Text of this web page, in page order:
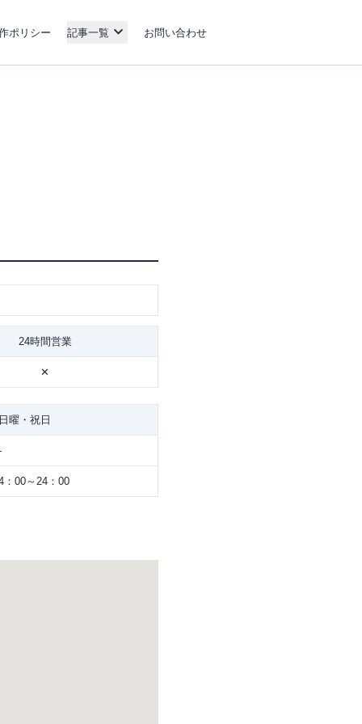
ポリシー 記事一覧 お問い合わせ
24時間営業
✕
日曜・祝日
：00～24：00